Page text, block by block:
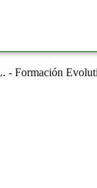
- Formación